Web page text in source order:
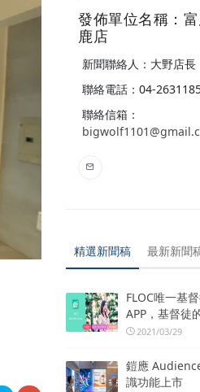
發佈單位名稱：
鹿店
新聞聯絡人：大野店長
聯絡電話：04-
聯絡信箱：
精選新聞稿 最新新聞
FLOC唯一基
APP，基督徒
2021/03/29
鎧應
識功能上市